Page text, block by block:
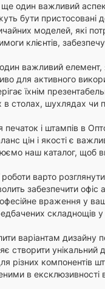
один важливий
бути пристосовані
моделей, які
клієнтів,
важливий елемент,
для активного
їхнім
в столах, шухлядах
і штампів в
цін і якості є
наш каталог, щоб
роботи варто
забезпечити
враження у
складнощів у
варіантам дизайну
створити унікальний
різних
в ексклюзивності